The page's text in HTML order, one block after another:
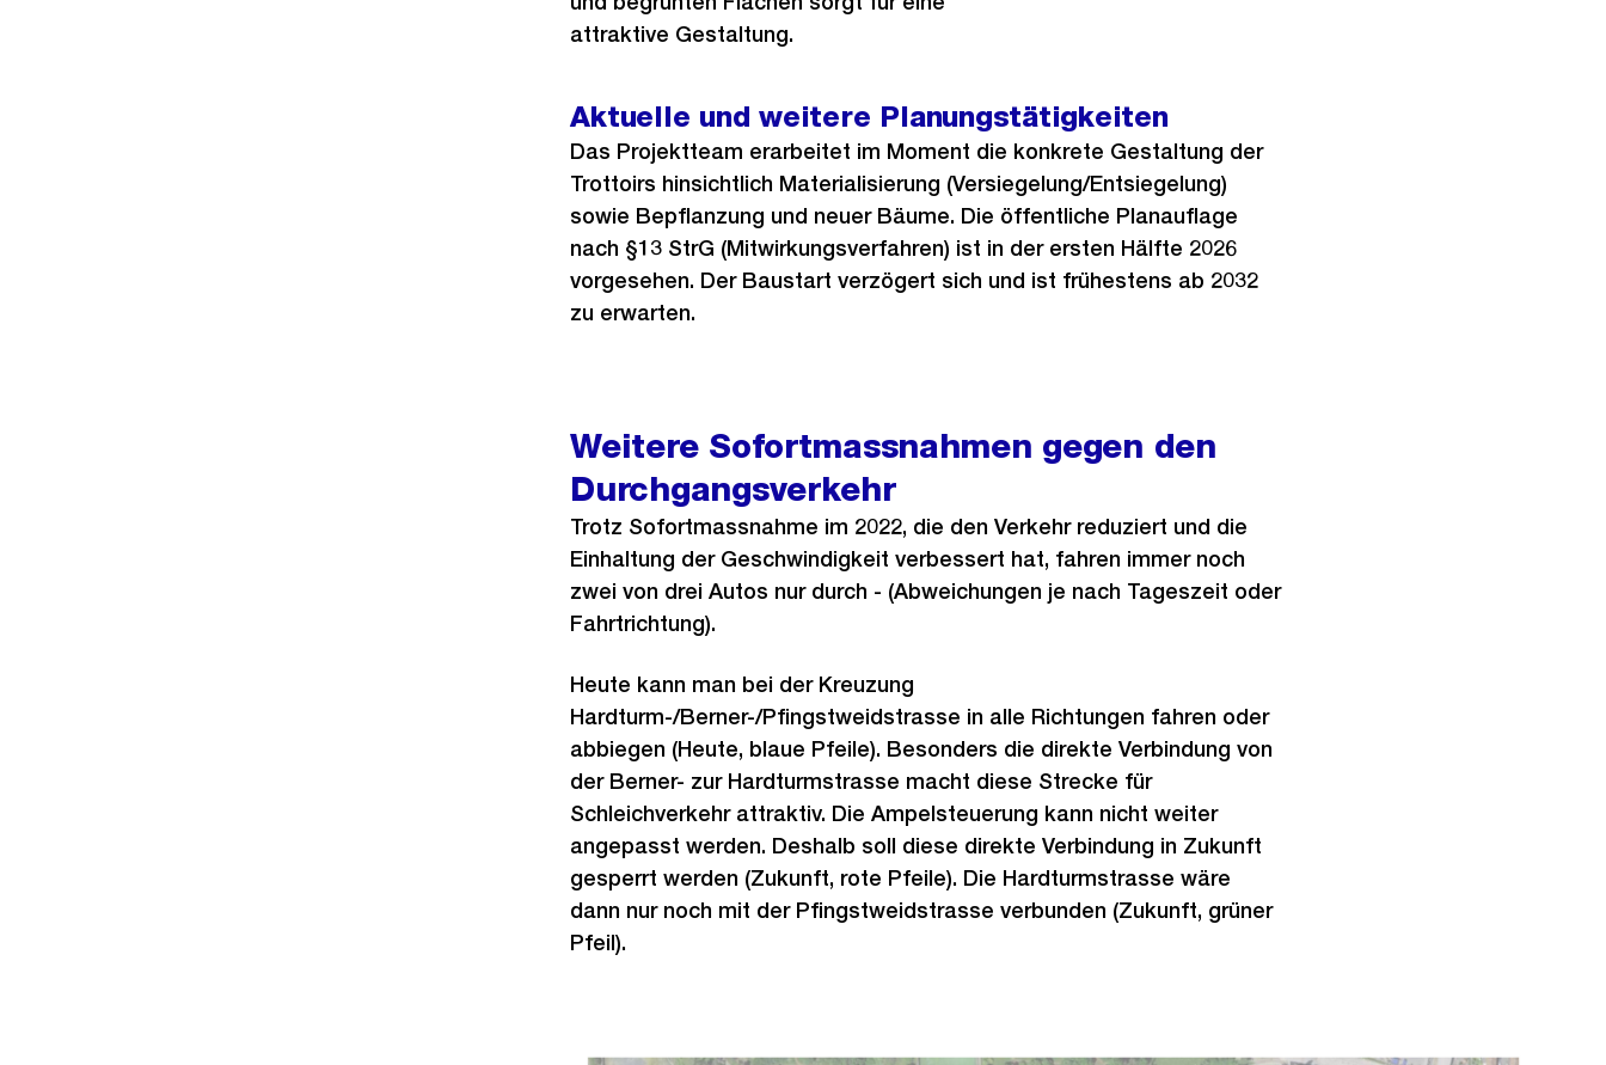
attraktive Gestaltung.
Aktuelle und weitere Planungstätigkeiten
Das Projektteam erarbeitet im Moment die konkrete Gestaltung der
Trottoirs hinsichtlich Materialisierung (Versiegelung/Entsiegelung)
sowie Bepflanzung und neuer Bäume. Die öffentliche Planauflage
nach §13 StrG (Mitwirkungsverfahren) ist in der ersten Hälfte 2026
vorgesehen. Der Baustart verzögert sich und ist frühestens ab 2032
zu erwarten.
Weitere Sofortmassnahmen gegen den
Durchgangsverkehr
Trotz Sofortmassnahme im 2022, die den Verkehr reduziert und die
Einhaltung der Geschwindigkeit verbessert hat, fahren immer noch
zwei von drei Autos nur durch - (Abweichungen je nach Tageszeit oder
Fahrtrichtung).
Heute kann man bei der Kreuzung
Hardturm-/Berner-/Pfingstweidstrasse in alle Richtungen fahren oder
abbiegen (Heute, blaue Pfeile). Besonders die direkte Verbindung von
der Berner- zur Hardturmstrasse macht diese Strecke für
Schleichverkehr attraktiv. Die Ampelsteuerung kann nicht weiter
angepasst werden. Deshalb soll diese direkte Verbindung in Zukunft
gesperrt werden (Zukunft, rote Pfeile). Die Hardturmstrasse wäre
dann nur noch mit der Pfingstweidstrasse verbunden (Zukunft, grüner
Pfeil).